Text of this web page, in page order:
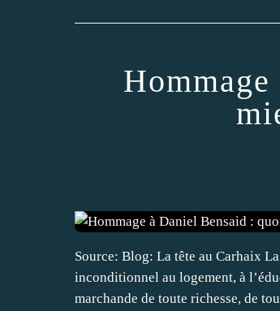
Source: Blog: La tête au Carhaix
inconditionnel au logement, à
marchande de toute richesse, de